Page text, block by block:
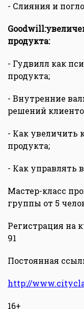
- Слияния и
продукта:
- Гудвилл как
продукта;
- Внутренние
решений
- Как увеличить
продукта;
- Как управлять
Мастер-класс
группы от 5
Регистрация на
91
Постоянная
http://
16+